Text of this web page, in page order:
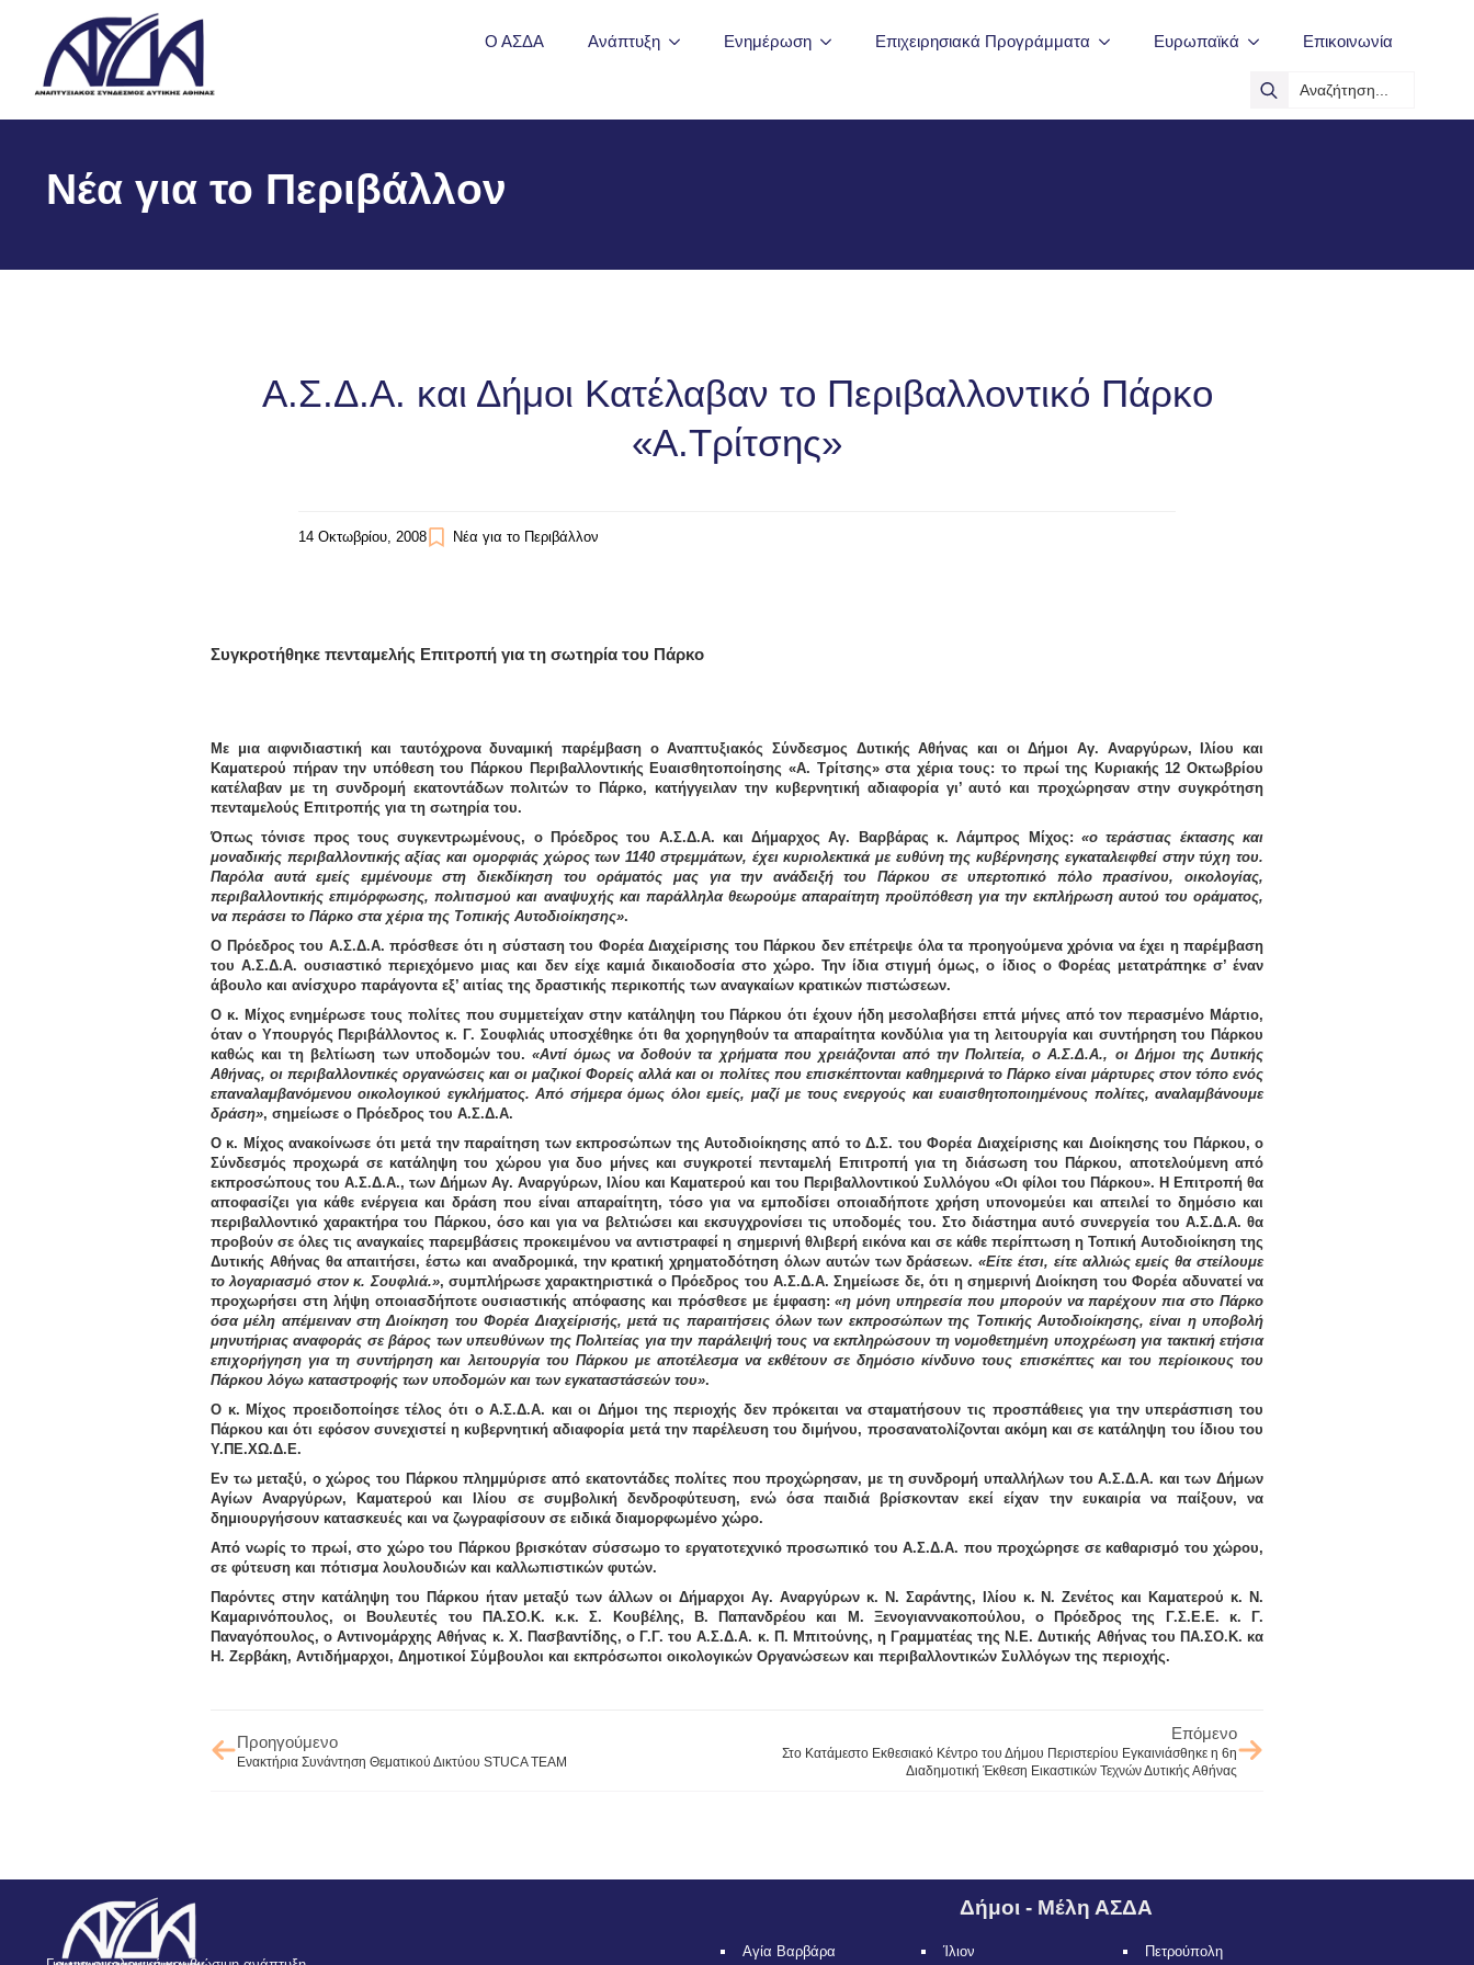
Ο ΑΣΔΑ Ανάπτυξη Ενημέρωση Επιχειρησιακά Προγράμματα Ευρωπαϊκά Επικοινωνία
Search
Νέα για το Περιβάλλον
Α.Σ.Δ.Α. και Δήμοι Κατέλαβαν το Περιβαλλοντικό Πάρκο
«Α.Τρίτσης»
14 Οκτωβρίου, 2008 Νέα για το Περιβάλλον
Συγκροτήθηκε πενταμελής Επιτροπή για τη σωτηρία του Πάρκο
Με μια αιφνιδιαστική και ταυτόχρονα δυναμική παρέμβαση ο Αναπτυξιακός Σύνδεσμος Δυτικής Αθήνας και οι Δήμοι Αγ. Αναργύρων, Ιλίου και
Καματερού πήραν την υπόθεση του Πάρκου Περιβαλλοντικής Ευαισθητοποίησης «Α. Τρίτσης» στα χέρια τους: το πρωί της Κυριακής 12 Οκτωβρίου
κατέλαβαν με τη συνδρομή εκατοντάδων πολιτών το Πάρκο, κατήγγειλαν την κυβερνητική αδιαφορία γι’ αυτό και προχώρησαν στην συγκρότηση
πενταμελούς Επιτροπής για τη σωτηρία του.
Όπως τόνισε προς τους συγκεντρωμένους, ο Πρόεδρος του Α.Σ.Δ.Α. και Δήμαρχος Αγ. Βαρβάρας κ.Λάμπρος Μίχος:«ο τεράστιας έκτασης και
μοναδικής περιβαλλοντικής αξίας και ομορφιάς χώρος των 1140 στρεμμάτων, έχει κυριολεκτικά με ευθύνη της κυβέρνησης εγκαταλειφθεί στην τύχη του.
Παρόλα αυτά εμείς εμμένουμε στη διεκδίκηση του οράματός μας για την ανάδειξή του Πάρκου σε υπερτοπικό πόλο πρασίνου, οικολογίας,
περιβαλλοντικής επιμόρφωσης, πολιτισμού και αναψυχήςκαι παράλληλα θεωρούμε απαραίτητη προϋπόθεση για την εκπλήρωση αυτού του οράματος,
να περάσει το Πάρκο στα χέρια της Τοπικής Αυτοδιοίκησης».
Ο Πρόεδρος του Α.Σ.Δ.Α. πρόσθεσε ότι η σύσταση του Φορέα Διαχείρισης του Πάρκου δεν επέτρεψε όλα τα προηγούμενα χρόνια να έχει η παρέμβαση
του Α.Σ.Δ.Α. ουσιαστικό περιεχόμενο μιας και δεν είχε καμιά δικαιοδοσία στο χώρο. Την ίδια στιγμή όμως, ο ίδιος ο Φορέας μετατράπηκε σ’ έναν
άβουλο και ανίσχυρο παράγοντα εξ’ αιτίας της δραστικής περικοπής των αναγκαίων κρατικών πιστώσεων.
Ο κ. Μίχος ενημέρωσε τους πολίτες που συμμετείχαν στην κατάληψη του Πάρκου ότι έχουν ήδη μεσολαβήσει επτά μήνες από τον περασμένο Μάρτιο,
όταν ο Υπουργός Περιβάλλοντος κ. Γ. Σουφλιάς υποσχέθηκε ότι θα χορηγηθούν τα απαραίτητα κονδύλια για τη λειτουργία και συντήρηση του Πάρκου
καθώς και τη βελτίωση των υποδομών του. «Αντί όμως να δοθούν τα χρήματα που χρειάζονται από την Πολιτεία, ο Α.Σ.Δ.Α., οι Δήμοι της Δυτικής
Αθήνας, οι περιβαλλοντικές οργανώσεις και οι μαζικοί Φορείς αλλά και οι πολίτες που επισκέπτονται καθημερινά το Πάρκο είναι μάρτυρες στον τόπο ενός
επαναλαμβανόμενου οικολογικού εγκλήματος. Από σήμερα όμως όλοι εμείς, μαζί με τους ενεργούς και ευαισθητοποιημένους πολίτες, αναλαμβάνουμε
δράση», σημείωσε ο Πρόεδρος του Α.Σ.Δ.Α.
Ο κ. Μίχος ανακοίνωσε ότι μετά την παραίτηση των εκπροσώπων της Αυτοδιοίκησης από το Δ.Σ. του Φορέα Διαχείρισης και Διοίκησης του Πάρκου, ο
Σύνδεσμός προχωρά σε κατάληψη του χώρου για δυο μήνες και συγκροτεί πενταμελή Επιτροπή για τη διάσωση του Πάρκου, αποτελούμενη από
εκπροσώπους του Α.Σ.Δ.Α., των Δήμων Αγ. Αναργύρων, Ιλίου και Καματερού και του Περιβαλλοντικού Συλλόγου «Οι φίλοι του Πάρκου». Η Επιτροπή θα
αποφασίζει για κάθε ενέργεια και δράση που είναι απαραίτητη, τόσο για να εμποδίσει οποιαδήποτε χρήση υπονομεύει και απειλεί το δημόσιο και
περιβαλλοντικό χαρακτήρα του Πάρκου, όσο και για να βελτιώσει και εκσυγχρονίσει τις υποδομές του. Στο διάστημα αυτόσυνεργεία του Α.Σ.Δ.Α. θα
προβούν σε όλες τις αναγκαίες παρεμβάσεις προκειμένου να αντιστραφεί η σημερινή θλιβερή εικόνα και σε κάθε περίπτωση η Τοπική Αυτοδιοίκηση της
Δυτικής Αθήνας θα απαιτήσει, έστω και αναδρομικά, την κρατική χρηματοδότηση όλων αυτών των δράσεων.«Είτε έτσι, είτε αλλιώς εμείς θα στείλουμε
το λογαριασμό στον κ. Σουφλιά.», συμπλήρωσε χαρακτηριστικά ο Πρόεδρος του Α.Σ.Δ.Α. Σημείωσε δε, ότι η σημερινή Διοίκηση του Φορέα αδυνατεί να
προχωρήσει στη λήψη οποιασδήποτε ουσιαστικής απόφασης και πρόσθεσε με έμφαση:«η μόνη υπηρεσία που μπορούν να παρέχουν πια στο Πάρκο
όσα μέλη απέμειναν στη Διοίκηση του Φορέα Διαχείρισής, μετά τις παραιτήσεις όλων των εκπροσώπων της Τοπικής Αυτοδιοίκησης, είναι η υποβολή
μηνυτήριας αναφοράς σε βάρος των υπευθύνων της Πολιτείας για την παράλειψή τους να εκπληρώσουν τη νομοθετημένη υποχρέωση για τακτική ετήσια
επιχορήγηση για τη συντήρηση και λειτουργία του Πάρκου με αποτέλεσμα να εκθέτουν σε δημόσιο κίνδυνο τους επισκέπτες και του περίοικους του
Πάρκου λόγω καταστροφής των υποδομών και των εγκαταστάσεών του».
Ο κ. Μίχος προειδοποίησε τέλος ότι ο Α.Σ.Δ.Α. και οι Δήμοι της περιοχής δεν πρόκειται να σταματήσουν τις προσπάθειες για την υπεράσπιση του
Πάρκου και ότι εφόσον συνεχιστεί η κυβερνητική αδιαφορία μετά την παρέλευση του διμήνου, προσανατολίζονται ακόμη καισε κατάληψη του ίδιου του
Υ.ΠΕ.ΧΩ.Δ.Ε.
Εν τω μεταξύ, ο χώρος του Πάρκου πλημμύρισε από εκατοντάδες πολίτες που προχώρησαν, με τη συνδρομή υπαλλήλων του Α.Σ.Δ.Α. και των Δήμων
Αγίων Αναργύρων, Καματερού και Ιλίου σε συμβολική δενδροφύτευση, ενώ όσα παιδιά βρίσκονταν εκεί είχαν την ευκαιρία να παίξουν, να
δημιουργήσουν κατασκευές και να ζωγραφίσουν σε ειδικά διαμορφωμένο χώρο.
Από νωρίς το πρωί, στο χώρο του Πάρκου βρισκόταν σύσσωμο το εργατοτεχνικό προσωπικό του Α.Σ.Δ.Α. που προχώρησε σε καθαρισμό του χώρου,
σε φύτευση και πότισμα λουλουδιών και καλλωπιστικών φυτών.
Παρόντες στην κατάληψη του Πάρκου ήταν μεταξύ των άλλων οι Δήμαρχοι Αγ. Αναργύρων κ. Ν. Σαράντης, Ιλίου κ. Ν. Ζενέτος και Καματερού κ. Ν.
Καμαρινόπουλος, οι Βουλευτές του ΠΑ.ΣΟ.Κ. κ.κ.Σ. Κουβέλης, Β. Παπανδρέου και Μ. Ξενογιαννακοπούλου, ο Πρόεδρος της Γ.Σ.Ε.Ε. κ.
Γ.
Παναγόπουλος, ο Αντινομάρχης Αθήνας κ. Χ. Πασβαντίδης, ο Γ.Γ. του Α.Σ.Δ.Α. κ. Π. Μπιτούνης, η Γραμματέας της Ν.Ε. Δυτικής Αθήνας του ΠΑ.ΣΟ.Κ. κα
Η. Ζερβάκη, Αντιδήμαρχοι, Δημοτικοί Σύμβουλοι και εκπρόσωποι οικολογικών Οργανώσεων και περιβαλλοντικών Συλλόγων της περιοχής.
Προηγούμενο
Ενακτήρια Συνάντηση Θεματικού Δικτύου STUCA TEAM
Επόμενο
Στο Κατάμεστο Εκθεσιακό Κέντρο του Δήμου Περιστερίου Εγκαινιάσθηκε η 6η
Διαδημοτική Έκθεση Εικαστικών Τεχνών Δυτικής Αθήνας
Δήμοι - Μέλη ΑΣΔΑ
Αγία Βαρβάρα Ίλιον Πετρούπολη